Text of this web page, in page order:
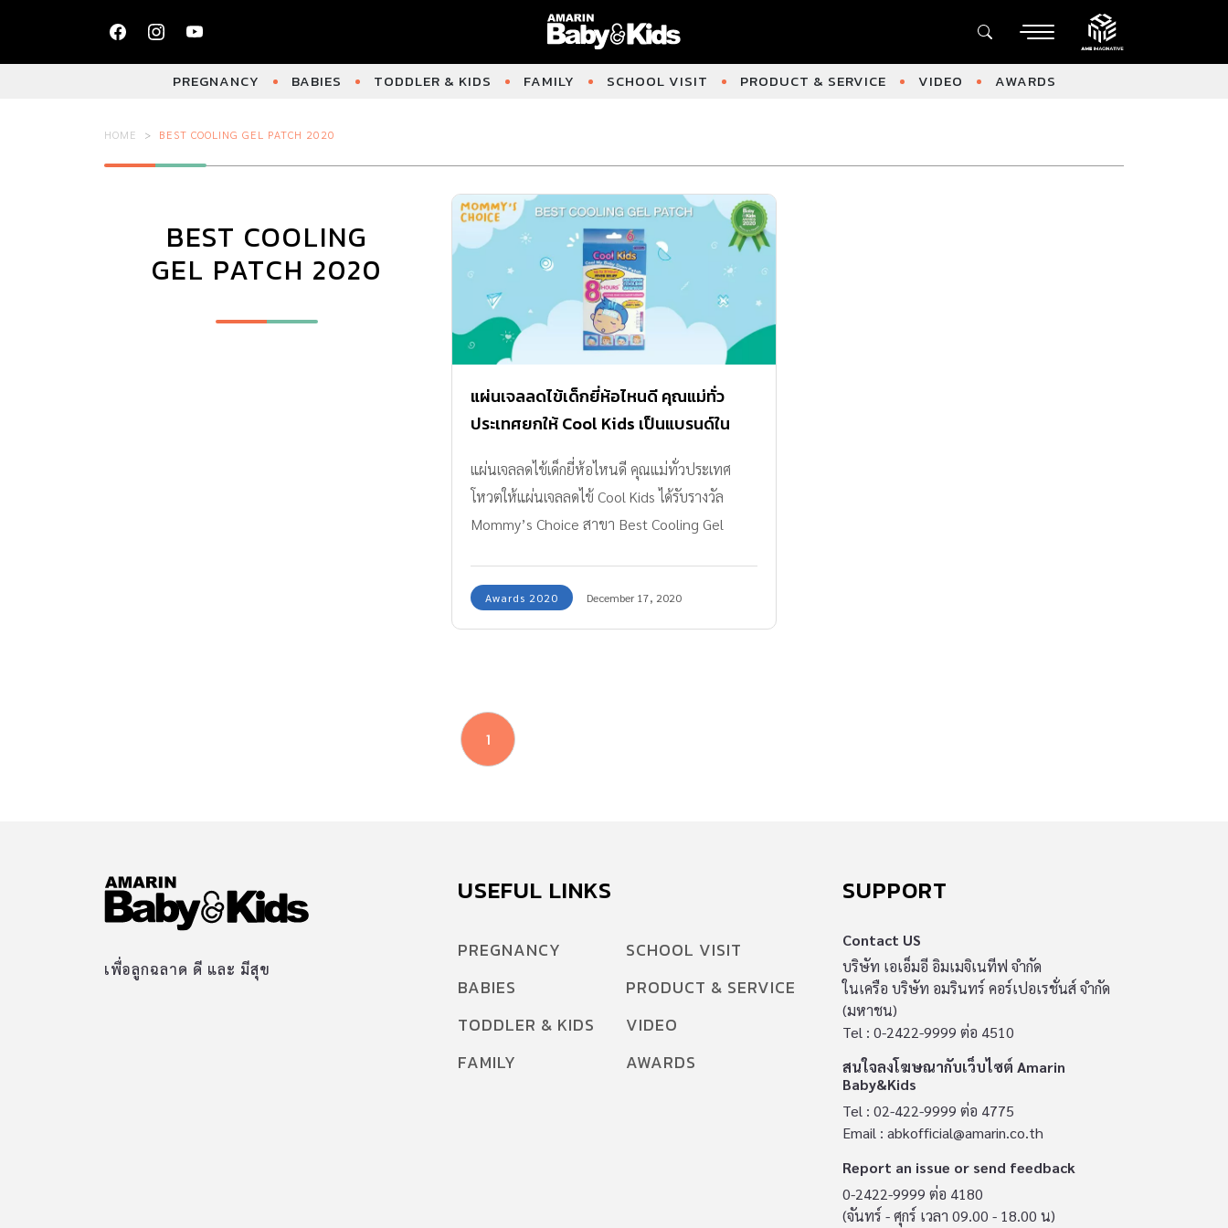
PREGNANCY BABIES TODDLER & KIDS FAMILY SCHOOL VISIT PRODUCT & SERVICE VIDEO AWARDS
HOME BEST COOLING GEL PATCH 2020
BEST COOLING
GEL PATCH 2020
แผ่นเจลลดไข้เด็กยี่ห้อไหนดี คุณแม่ทั่ว
ประเทศยกให้ Cool Kids เป็นแบรนด์ใน
แผ่นเจลลดไข้เด็กยี่ห้อไหนดี คุณแม่ทั่วประเทศ
โหวตให้แผ่นเจลลดไข้ Cool Kids ได้รับรางวัล
Mommy’s Choice สาขา Best Cooling Gel
Awards 2020 December 17, 2020
1
เพื่อลูกฉลาด ดี และ มีสุข
USEFUL LINKS
PREGNANCY
BABIES
TODDLER & KIDS
FAMILY
SCHOOL VISIT
PRODUCT & SERVICE
VIDEO
AWARDS
SUPPORT
Contact US
บริษัท เอเอ็มอี อิมเมจิเนทีฟ จำกัด
ในเครือ บริษัท อมรินทร์ คอร์เปอเรชั่นส์ จำกัด
(มหาชน)
Tel : 0-2422-9999 ต่อ 4510
สนใจลงโฆษณากับเว็บไซต์ Amarin
Baby&Kids
Tel : 02-422-9999 ต่อ 4775
Email : abkofficial@amarin.co.th
Report an issue or send feedback
0-2422-9999 ต่อ 4180
(จันทร์ - ศุกร์ เวลา 09.00 - 18.00 น)